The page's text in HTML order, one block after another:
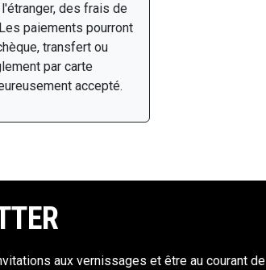
des frais de
paiements pourront
transfert ou
par carte
accepté.
aux vernissages et être au courant de